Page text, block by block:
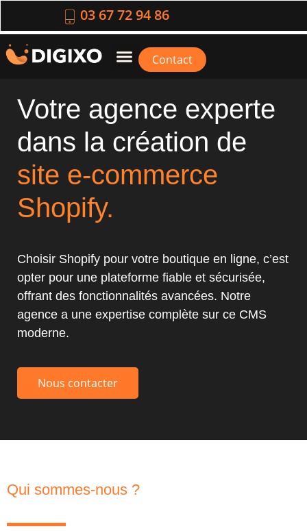
03 67 72 94 86
Contact
Votre agence experte
dans la création de
site e-commerce
Shopify.
Choisir Shopify pour votre boutique en ligne, c’est
opter pour une plateforme fiable et sécurisée,
offrant des fonctionnalités avancées. Notre
agence a une expertise complète sur ce CMS
moderne.
Nous contacter
Qui sommes-nous ?